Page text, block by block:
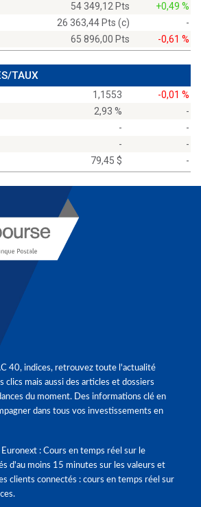
54 349,12 Pts
+0,49 %
26 363,44 Pts (c)
-
65 896,00 Pts -0,61 %
TAUX
1,1553
-0,01 %
2,93 %
-
-
-
-
-
79,45 $ -
40, indices, retrouvez toute l'actualité
clics mais aussi des articles et dossiers
du moment. Des informations clé en
dans tous vos investissements en
Euronext : Cours en temps réel sur le
d'au moins 15 minutes sur les valeurs et
clients connectés : cours en temps réel sur